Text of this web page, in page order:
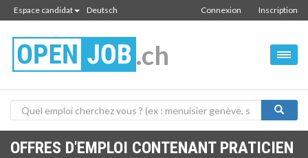
Espace candidat Deutsch Inscription
Connexion
.ch
OFFRES D'EMPLOI CONTENANT PRATICIEN